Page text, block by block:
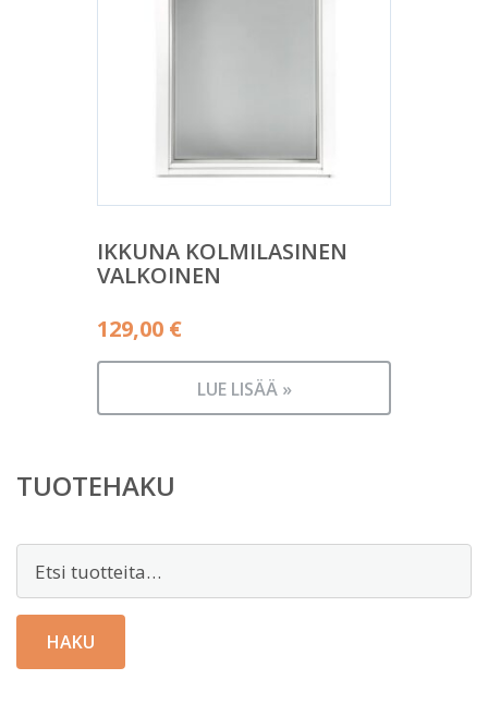
IKKUNA KOLMILASINEN
VALKOINEN
129,00 €
LUE LISÄÄ »
TUOTEHAKU
HAKU